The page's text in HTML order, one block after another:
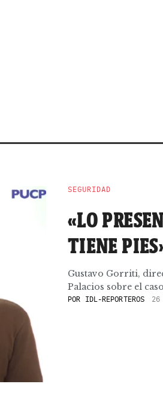
SEGURIDAD
«LO
TIENE
Gustavo Gorriti,
Palacios sobre el
POR IDL-REPORTEROS 26